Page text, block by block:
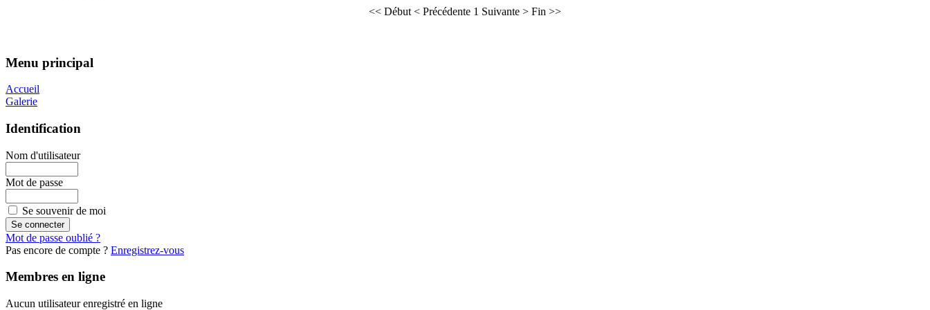
<< Début < Précédente 1 Suivante > Fin >>
Menu principal
Accueil
Galerie
Identification
Nom d'utilisateur
Mot de passe
Se souvenir de moi
Mot de passe oublié ?
Pas encore de compte ? Enregistrez-vous
Membres en ligne
Aucun utilisateur enregistré en ligne